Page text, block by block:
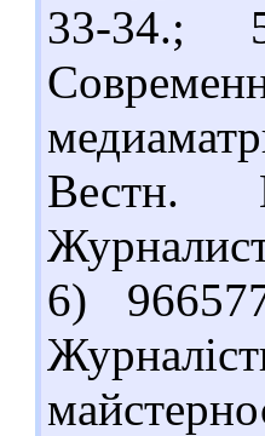
33-34.;
Вестн.
6)